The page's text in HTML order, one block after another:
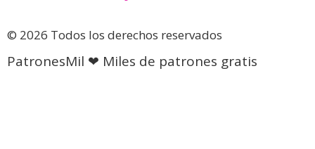
© 2026 Todos los derechos reservados
PatronesMil ❤ Miles de patrones gratis